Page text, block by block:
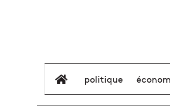
élément de menu
politique